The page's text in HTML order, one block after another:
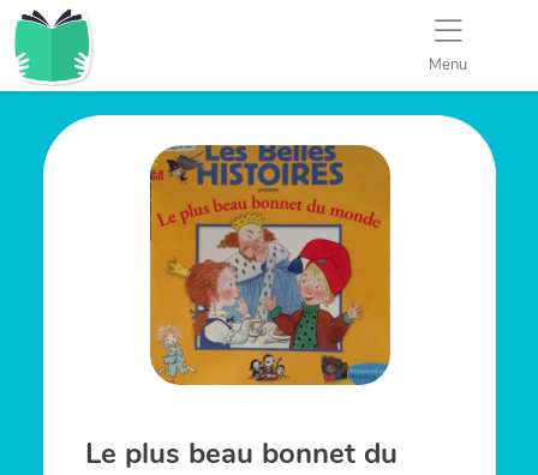
Menu
Le plus beau bonnet du